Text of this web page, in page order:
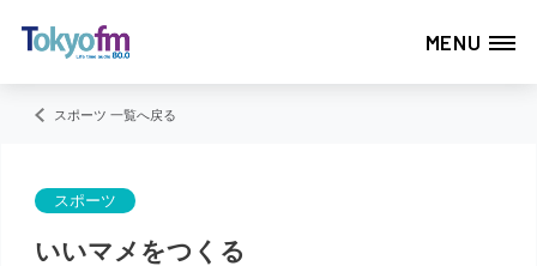
MENU
スポーツ 一覧へ戻る
スポーツ
いいマメをつくる